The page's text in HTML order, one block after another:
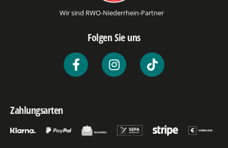
Wir sind RWO-Niederrhein-Partner
Folgen Sie uns
Zahlungsarten